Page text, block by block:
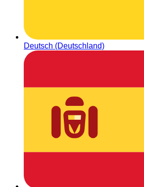
Deutsch (Deutschland)